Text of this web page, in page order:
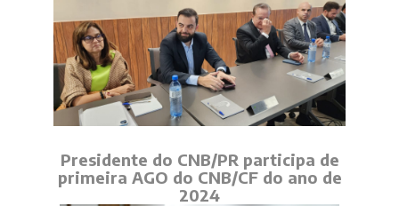
Presidente do CNB/PR participa de
primeira AGO do CNB/CF do ano de
2024